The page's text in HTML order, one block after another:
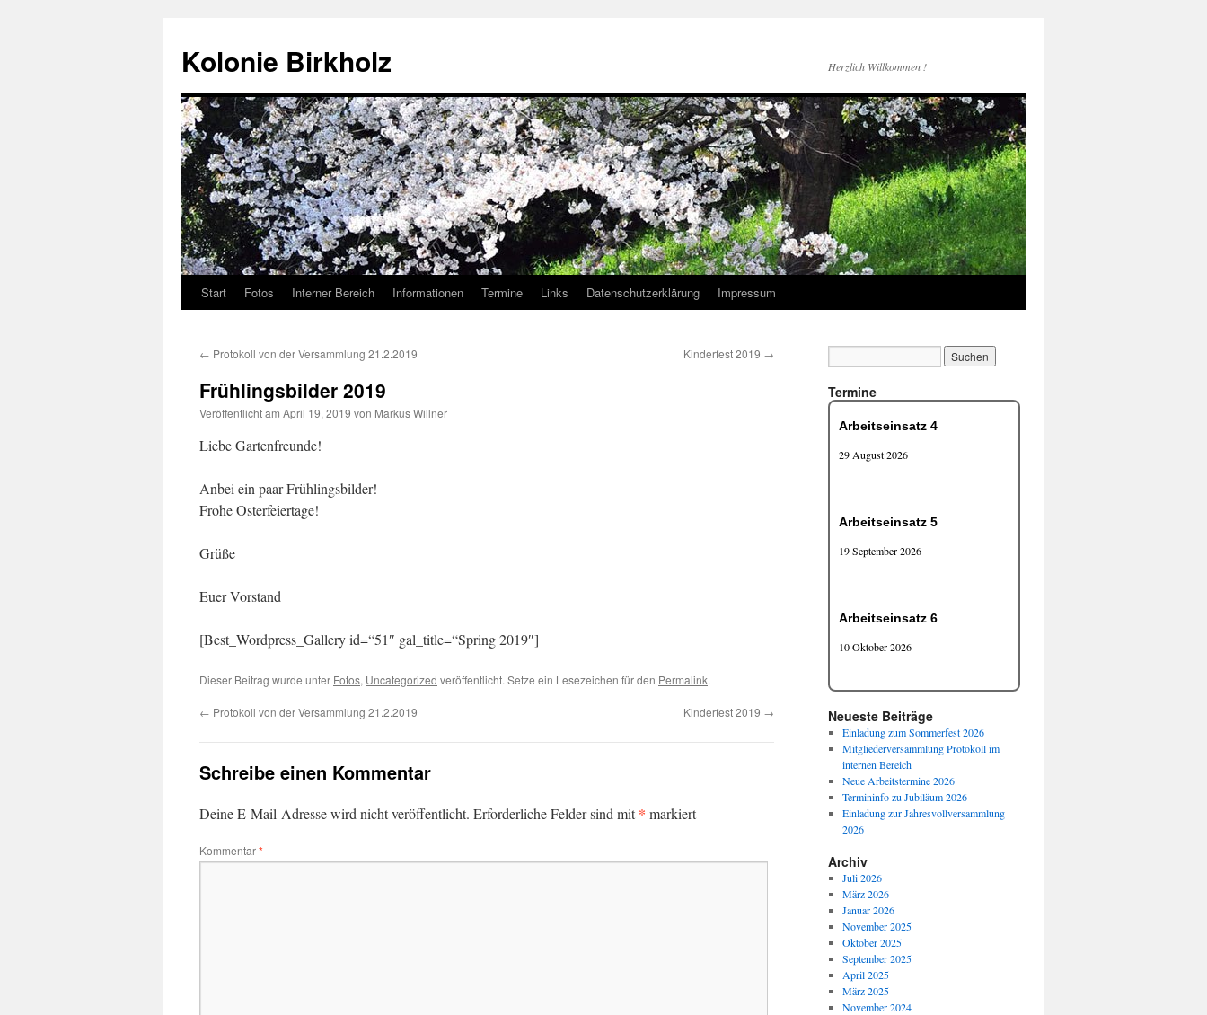
Kolonie Birkholz Herzlich Willkommen !
Start Fotos Interner Bereich Informationen Termine Links Datenschutzerklärung Impressum
← Protokoll von der Versammlung 21.2.2019 Kinderfest 2019 →
Frühlingsbilder 2019
Veröffentlicht am April 19, 2019 von Markus Willner
Liebe Gartenfreunde!
Anbei ein paar Frühlingsbilder!
Frohe Osterfeiertage!
Grüße
Euer Vorstand
[Best_Wordpress_Gallery id=“51″ gal_title=“Spring 2019″]
Dieser Beitrag wurde unter Fotos, Uncategorized veröffentlicht. Setze ein Lesezeichen für den Permalink.
← Protokoll von der Versammlung 21.2.2019 Kinderfest 2019 →
Schreibe einen Kommentar
Deine E-Mail-Adresse wird nicht veröffentlicht. Erforderliche Felder sind mit* markiert
Kommentar*
Termine
Arbeitseinsatz 4
29 August 2026
Arbeitseinsatz 5
19 September 2026
Arbeitseinsatz 6
10 Oktober 2026
Neueste Beiträge
Einladung zum Sommerfest 2026
Mitgliederversammlung Protokoll im
internen Bereich
Neue Arbeitstermine 2026
Termininfo zu Jubiläum 2026
Einladung zur Jahresvollversammlung
2026
Archiv
Juli 2026
März 2026
Januar 2026
November 2025
Oktober 2025
September 2025
April 2025
März 2025
November 2024